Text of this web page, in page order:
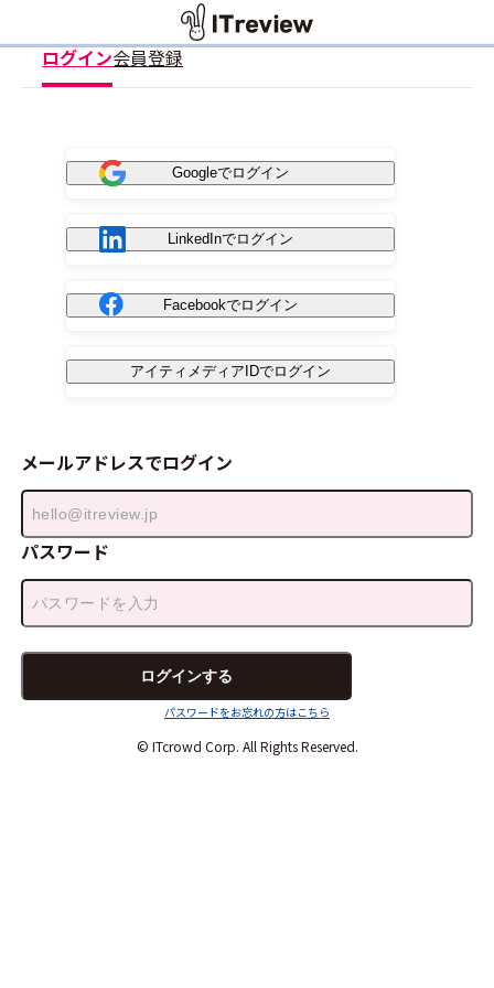
ログイン会員登録
Googleでログイン
LinkedInでログイン
Facebookでログイン
アイティメディアIDでログイン
メールアドレスでログイン
パスワード
パスワードをお忘れの方はこちら
© ITcrowd Corp. All Rights Reserved.